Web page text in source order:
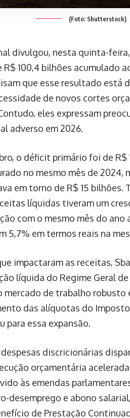
(Foto: Shutterstock)
divulgou, nesta quinta-
100,4 bilhões acumulado
que esse resultado está
de novos cortes
eles expressam
adverso em 2026.
o déficit primário foi de
no mesmo mês de 2024,
em torno de R$ 15
líquidas tiveram um
com o mesmo mês do
5,7% em termos reais na
impactaram as receitas,
líquida do Regime Geral
mercado de trabalho robusto
das alíquotas do
para essa expansão.
discricionárias
orçamentária
às emendas
desemprego e abono
de Prestação